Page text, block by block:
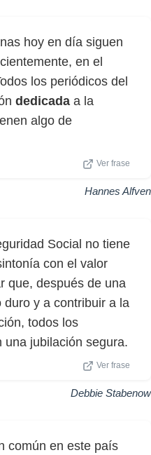
hoy en día siguen
en el
los periódicos del
dedicada a la
algo de
Ver frase
Hannes Alfven
Social no tiene
con el valor
que, después de una
duro y a contribuir a la
todos los
una jubilación segura.
Ver frase
Debbie Stabenow
común en este país